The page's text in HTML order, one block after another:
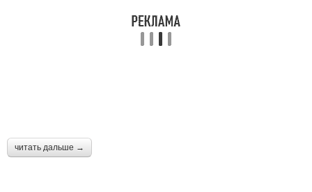
читать дальше →